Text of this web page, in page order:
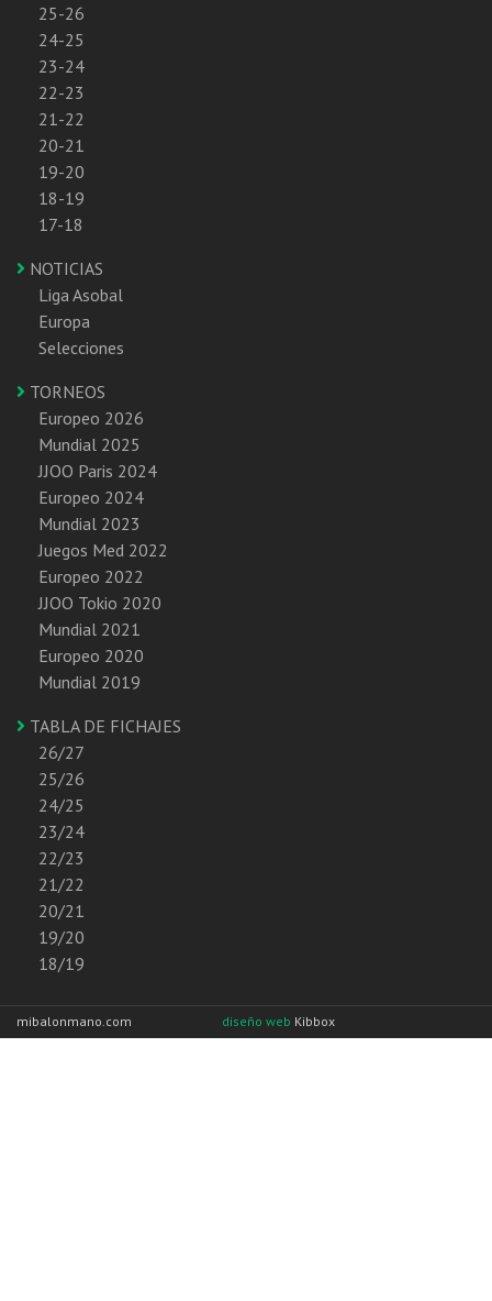
25-26
24-25
23-24
22-23
21-22
20-21
19-20
18-19
17-18
NOTICIAS
Liga Asobal
Europa
Selecciones
TORNEOS
Europeo 2026
Mundial 2025
JJOO Paris 2024
Europeo 2024
Mundial 2023
Juegos Med 2022
Europeo 2022
JJOO Tokio 2020
Mundial 2021
Europeo 2020
Mundial 2019
TABLA DE FICHAJES
26/27
25/26
24/25
23/24
22/23
21/22
20/21
19/20
18/19
mibalonmano.com diseño web Kibbox